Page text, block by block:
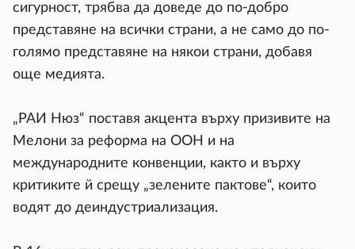
сигурност, трябва да доведе до по-добро
представяне на всички страни, а не само до по-
голямо представяне на някои страни, добавя
още медията.
„РАИ Нюз“ поставя акцента върху призивите на
Мелони за реформа на ООН и на
международните конвенции, както и върху
критиките й срещу „зелените пактове“, които
водят до деиндустриализация.